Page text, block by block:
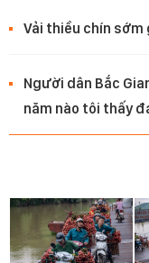
Vải thiều chín sớm
Người dân Bắc
năm nào tôi thấy